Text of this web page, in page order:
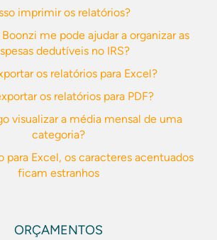
imprimir os relatórios?
me pode ajudar a organizar as
dedutíveis no IRS?
os relatórios para Excel?
os relatórios para PDF?
visualizar a média mensal de uma
categoria?
para Excel, os caracteres acentuados
ficam estranhos
ORÇAMENTOS